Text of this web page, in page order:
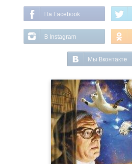
На Facebook
В Instagram
Мы Вконтакте